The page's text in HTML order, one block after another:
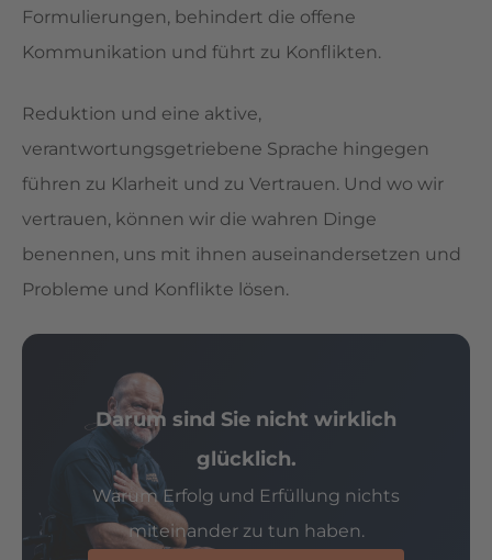
Formulierungen, behindert die offene
Kommunikation und führt zu Konflikten.
Reduktion und eine aktive,
verantwortungsgetriebene Sprache hingegen
führen zu Klarheit und zu Vertrauen. Und wo wir
vertrauen, können wir die wahren Dinge
benennen, uns mit ihnen auseinandersetzen und
Probleme und Konflikte lösen.
Darum sind Sie nicht wirklich
glücklich.
Warum Erfolg und Erfüllung nichts
miteinander zu tun haben.